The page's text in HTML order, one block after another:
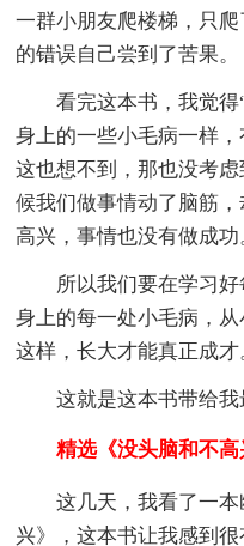
一群小朋友爬楼梯，只
的错误自己尝到了苦果。
看完这本书，我觉得“
身上的一些小毛病一样
这也想不到，那也没考
候我们做事情动了脑筋
高兴，事情也没有做成功
所以我们要在学习好
身上的每一处小毛病，
这样，长大才能真正成才
这就是这本书带给我
精选《没头脑和不高
这几天，我看了一本
兴》，这本书让我感到很